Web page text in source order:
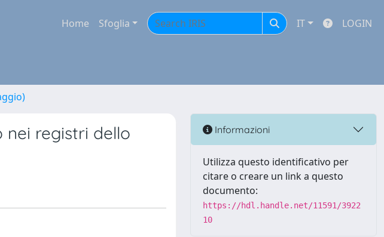
Home Sfoglia IT LOGIN
registri dello
Informazioni
Utilizza questo identificativo per
citare o creare un link a questo
documento:
https://hdl.handle.net/11591/3922
10